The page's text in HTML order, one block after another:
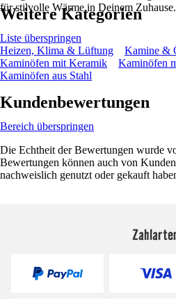
für stilvolle Wärme in Deinem Zuhause.
Weitere Kategorien
Liste überspringen
Heizen, Klima & Lüftung
Kamine &
Kaminöfen mit Keramik
Kaminöfen
Kaminöfen aus Stahl
Kundenbewertungen
Bereich überspringen
Die Echtheit der Bewertungen wurde
Bewertungen können auch von
nachweislich genutzt oder gekauft